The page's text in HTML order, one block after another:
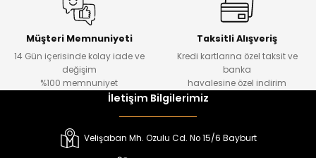
Urban Kız Çocuk Süveterli Tunik Gömlek Navi Kız Çocuk Kot Pantolon
₺ 650
Melra Kız Çocuk Kot Pantolon
%15
Tivon Kız Çocuk 3’lü Takım
Müşteri Memnuniyeti
14 Gün içerisinde kolay iade ve
değişim
%100 memnuniyet
Taksitli Alışveriş
Kredi kartlarına özel taksit ve
banka
havalesine özel indirim
İletişim Bilgilerimiz
Velişaban Mh. Ozulu Cd. No 15/6 Bayburt